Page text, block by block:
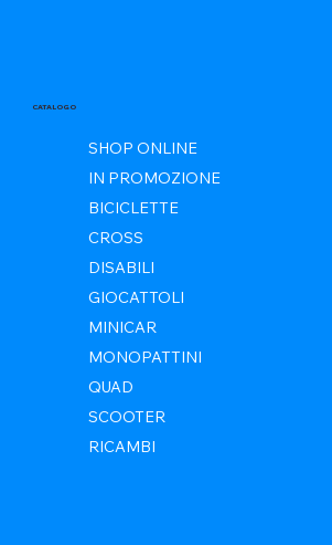
CATALOGO
SHOP ONLINE
IN PROMOZIONE
BICICLETTE
CROSS
DISABILI
GIOCATTOLI
MINICAR
MONOPATTINI
QUAD
SCOOTER
RICAMBI